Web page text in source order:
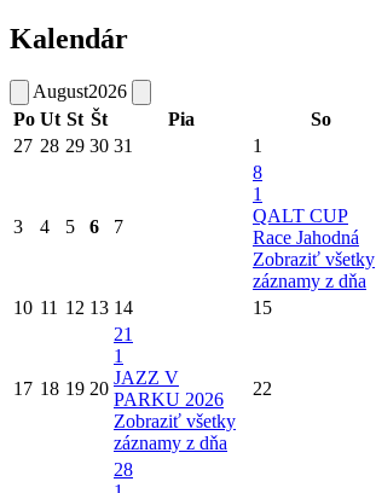
Kalendár
August2026
Po Ut St Št Pia So
27 28 29 30 31 1
3 4 5 6 7
8
1
QALT CUP
Race Jahodná
Zobraziť všetky
záznamy z dňa
10 11 12 13 14 15
17 18 19 20
21
1
JAZZ V
PARKU 2026
Zobraziť všetky
záznamy z dňa
22
28